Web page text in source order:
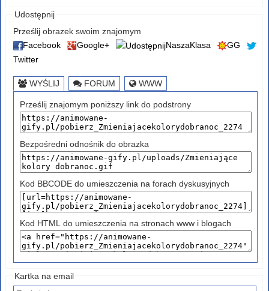
Udostępnij
Prześlij obrazek swoim znajomym
Facebook
Google+ NaszaKlasa
GG
Twitter
WYŚLIJ FORUM WWW
Prześlij znajomym poniższy link do podstrony
Bezpośredni odnośnik do obrazka
Kod BBCODE do umieszczenia na forach dyskusyjnych
Kod HTML do umieszczenia na stronach www i blogach
Kartka na email